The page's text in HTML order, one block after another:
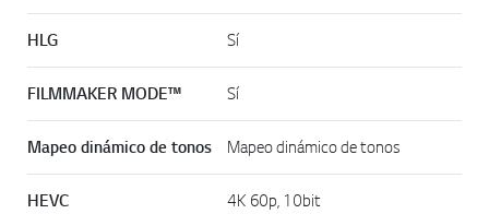
HLG Sí
FILMMAKER MODE™ Sí
Mapeo dinámico de tonos Mapeo dinámico de tonos
HEVC 4K 60p, 10bit